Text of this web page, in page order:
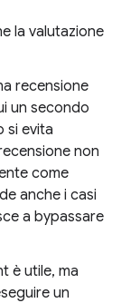
la valutazione
recensione
un secondo
si evita
non
come
anche i casi
a bypassare
è utile, ma
un